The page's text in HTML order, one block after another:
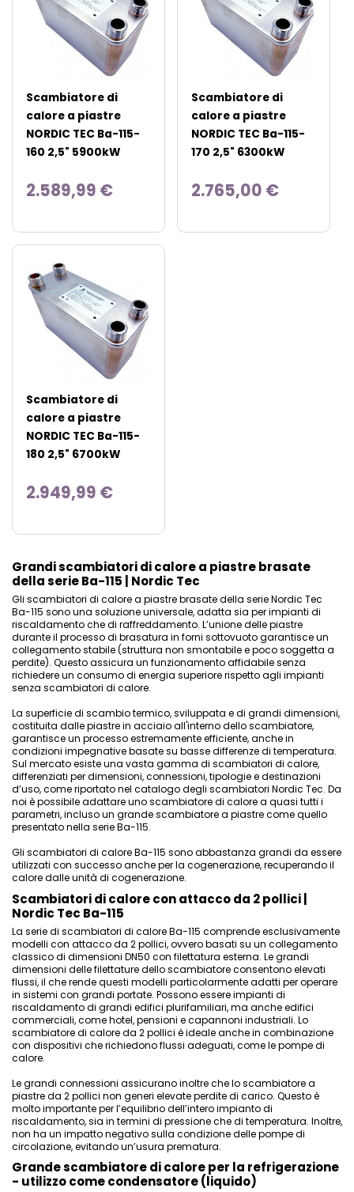
Scambiatore di
calore a piastre
NORDIC TEC Ba-115-
160 2,5" 5900kW
2.589,99 €
Scambiatore di
calore a piastre
NORDIC TEC Ba-115-
170 2,5" 6300kW
2.765,00 €
Scambiatore di
calore a piastre
NORDIC TEC Ba-115-
180 2,5" 6700kW
2.949,99 €
Grandi scambiatori di calore a piastre brasate
della serie Ba-115 | Nordic Tec
Gli scambiatori di calore a piastre brasate della serie Nordic Tec
Ba-115 sono una soluzione universale, adatta sia per impianti di
riscaldamento che di raffreddamento. L’unione delle piastre
durante il processo di brasatura in forni sottovuoto garantisce un
collegamento stabile (struttura non smontabile e poco soggetta a
perdite). Questo assicura un funzionamento affidabile senza
richiedere un consumo di energia superiore rispetto agli impianti
senza scambiatori di calore.
La superficie di scambio termico, sviluppata e di grandi dimensioni,
costituita dalle piastre in acciaio all'interno dello scambiatore,
garantisce un processo estremamente efficiente, anche in
condizioni impegnative basate su basse differenze di temperatura.
Sul mercato esiste una vasta gamma di scambiatori di calore,
differenziati per dimensioni, connessioni, tipologie e destinazioni
d’uso, come riportato nel catalogo degli scambiatori Nordic Tec. Da
noi è possibile adattare uno scambiatore di calore a quasi tutti i
parametri, incluso un grande scambiatore a piastre come quello
presentato nella serie Ba-115.
Gli scambiatori di calore Ba-115 sono abbastanza grandi da essere
utilizzati con successo ancheper la cogenerazione, recuperando il
calore dalle unità di cogenerazione.
Scambiatori di calore con attacco da 2 pollici |
Nordic Tec Ba-115
La serie di scambiatori di calore Ba-115 comprende esclusivamente
modelli con attacco da 2 pollici, ovvero basati su un collegamento
classico di dimensioni DN50 con filettatura esterna. Le grandi
dimensioni delle filettature dello scambiatore consentono elevati
flussi, il che rende questi modelli particolarmente adatti per operare
in sistemi con grandi portate. Possono essere impianti di
riscaldamento di grandi edifici plurifamiliari, ma anche edifici
commerciali, come hotel, pensioni e capannoni industriali. Lo
scambiatore di calore da 2 pollici è ideale anche in combinazione
con dispositivi che richiedono flussi adeguati, come le pompe di
calore.
Le grandi connessioni assicurano inoltre che lo scambiatore a
piastre da 2 pollici non generi elevate perdite di carico. Questo è
molto importante per l’equilibrio dell’intero impianto di
riscaldamento, sia in termini di pressione che di temperatura. Inoltre,
non ha un impatto negativo sulla condizione delle pompe di
circolazione, evitando un’usura prematura.
Grande scambiatore di calore per la refrigerazione
- utilizzo come condensatore (liquido)